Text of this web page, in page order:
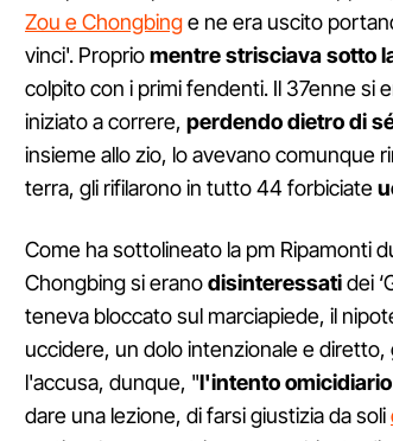
Zou e Chongbinge ne era uscito
vinci'. Propriomentre strisciava sotto
colpito con i primi fendenti. Il 37enne si
iniziato a correre, perdendo dietro di
insieme allo zio, lo avevano comunque
terra, gli rifilarono in tutto 44 forbiciate
Come ha sottolineato la pm Ripamonti
Chongbing si eranodisinteressatidei
teneva bloccato sul marciapiede, il
uccidere, un dolo intenzionale e
l'accusa, dunque, "l'intento
dare una lezione, di farsi giustizia da soli